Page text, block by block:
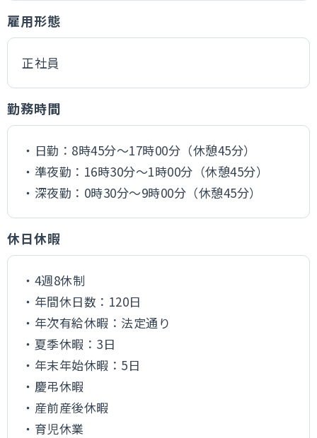
雇用形態
正社員
勤務時間
・日勤：8時45分～17時00分（休憩45分）
・準夜勤：16時30分～1時00分（休憩45分）
・深夜勤：0時30分～9時00分（休憩45分）
休日休暇
・4週8休制
・年間休日数：120日
・年次有給休暇：法定通り
・夏季休暇：3日
・年末年始休暇：5日
・慶弔休暇
・産前産後休暇
・育児休業